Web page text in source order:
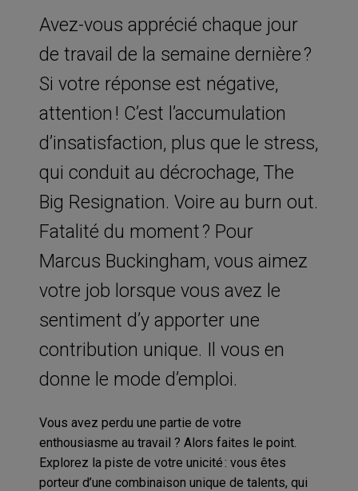
Avez-vous apprécié chaque jour
de travail de la semaine dernière ?
Si votre réponse est négative,
attention ! C’est l’accumulation
d’insatisfaction, plus que le stress,
qui conduit au décrochage, The
Big Resignation. Voire au burn out.
Fatalité du moment ? Pour
Marcus Buckingham, vous aimez
votre job lorsque vous avez le
sentiment d’y apporter une
contribution unique. Il vous en
donne le mode d’emploi.
Vous avez perdu une partie de votre
enthousiasme au travail ? Alors faites le point.
Explorez la piste de votre unicité : vous êtes
porteur d’une combinaison unique de talents, qui